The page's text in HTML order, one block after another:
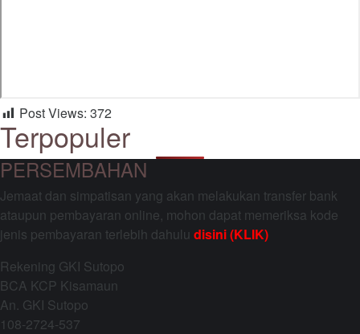
Post Views: 372
Terpopuler
PERSEMBAHAN
Jemaat dan simpatisan yang akan melakukan transfer bank
ataupun pembayaran online, mohon dapat memeriksa kode
jenis pembayaran terlebih dahulu disini (KLIK)
Rekening GKI Sutopo
BCA KCP Kisamaun
An. GKI Sutopo
108-2724-537